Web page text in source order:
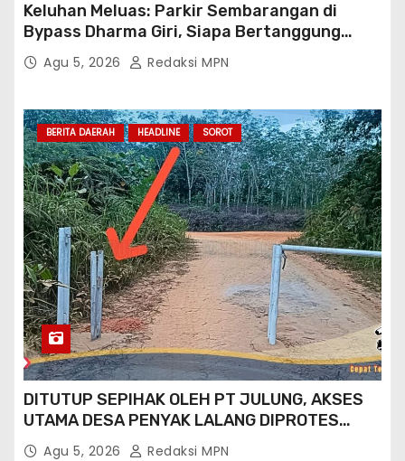
Keluhan Meluas: Parkir Sembarangan di
Bypass Dharma Giri, Siapa Bertanggung
Jawab?
Agu 5, 2026 Redaksi MPN
BERITA DAERAH HEADLINE SOROT
DITUTUP SEPIHAK OLEH PT JULUNG, AKSES
UTAMA DESA PENYAK LALANG DIPROTES
KADES DAN GPN 08
Agu 5, 2026 Redaksi MPN